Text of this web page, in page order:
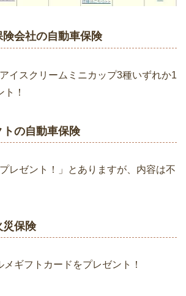
会社の自動車保険
イスクリームミニカップ3種いずれか1
！
の自動車保険
レゼント！」とありますが、内容は不
災保険
ギフトカードをプレゼント！